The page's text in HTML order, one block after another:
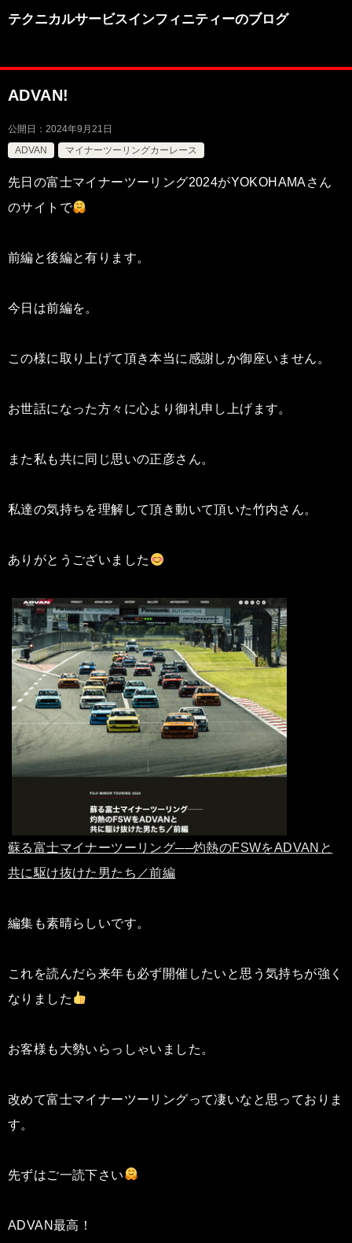
テクニカルサービスインフィニティーのブログ
ADVAN!
公開日： 2024年9月21日
ADVAN
マイナーツーリングカーレース
先日の富士マイナーツーリング2024がYOKOHAMAさん
のサイトで
前編と後編と有ります。
今日は前編を。
この様に取り上げて頂き本当に感謝しか御座いません。
お世話になった方々に心より御礼申し上げます。
また私も共に同じ思いの正彦さん。
私達の気持ちを理解して頂き動いて頂いた竹内さん。
ありがとうございました
蘇る富士マイナーツーリング──灼熱のFSWをADVANと
共に駆け抜けた男たち／前編
編集も素晴らしいです。
これを読んだら来年も必ず開催したいと思う気持ちが強く
なりました
お客様も大勢いらっしゃいました。
改めて富士マイナーツーリングって凄いなと思っておりま
す。
先ずはご一読下さい
ADVAN最高！